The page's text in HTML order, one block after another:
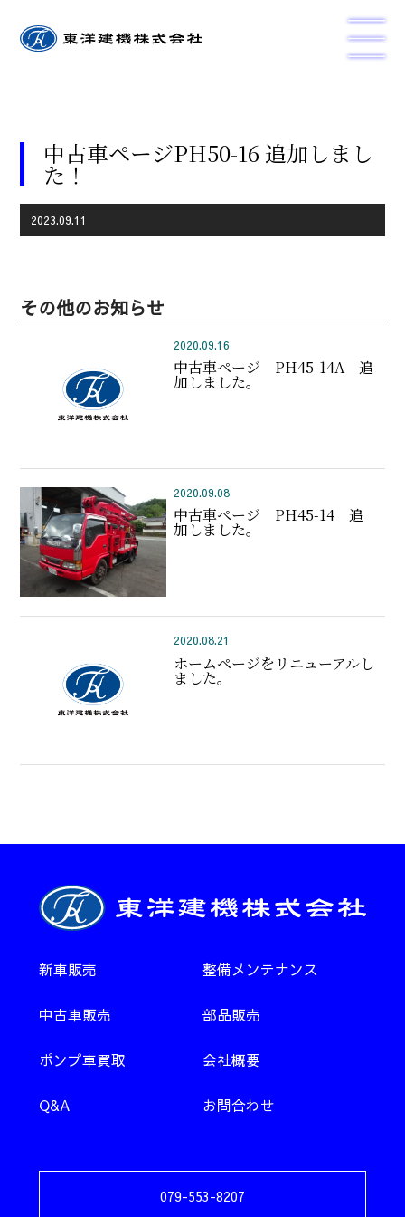
中古車ページPH50-16 追加しまし
た！
2023.09.11
その他のお知らせ
2020.09.16
中古車ページ PH45-14A 追
加しました。
2020.09.08
中古車ページ PH45-14 追
加しました。
2020.08.21
ホームページをリニューアルし
ました。
新車販売 整備メンテナンス
中古車販売 部品販売
ポンプ車買取 会社概要
Q&A お問合わせ
079-553-8207